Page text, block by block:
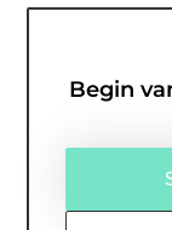
Begin